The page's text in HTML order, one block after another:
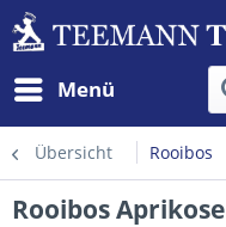
Menü
Übersicht Rooibos
Rooibos Aprikose